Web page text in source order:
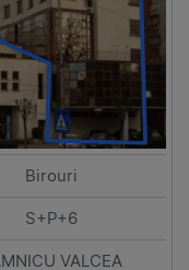
Birouri
S+P+6
VALCEA